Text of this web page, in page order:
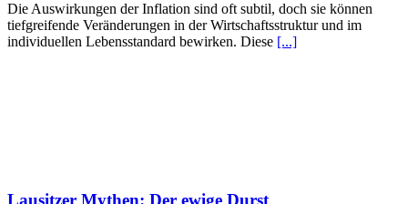
Die Auswirkungen der Inflation sind oft subtil, doch sie können
tiefgreifende Veränderungen in der Wirtschaftsstruktur und im
individuellen Lebensstandard bewirken. Diese [...]
Lausitzer Mythen: Der ewige Durst